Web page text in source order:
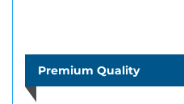
Premium Quality